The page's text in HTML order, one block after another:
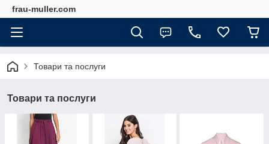
frau-muller.com
Товари та послуги
Товари та послуги